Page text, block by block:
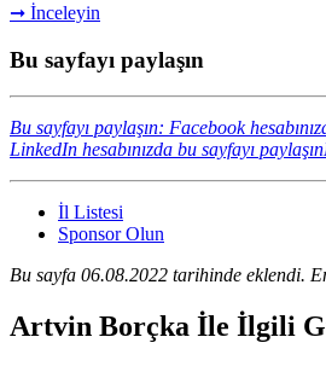
➞ İnceleyin
Bu sayfayı paylaşın
Bu sayfayı paylaşın: Facebook
LinkedIn hesabınızda bu sayfayı paylaşın
İl Listesi
Sponsor Olun
Bu sayfa 06.08.2022 tarihinde eklendi.
Artvin Borçka İle İlgili